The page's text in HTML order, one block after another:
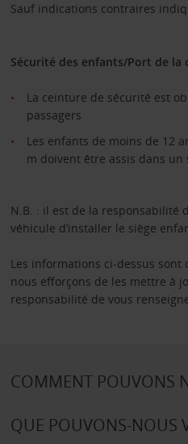
Sauf indications contraires
Sécurité des enfants/Port de la
La ceinture de sécurité est
passagers
Les enfants de moins de 12
m doivent être assis dans
N.B. : il est de la responsabilité
véhicule d’installer le siège
Les informations ci-dessus
nous efforçons de les mettre à
responsabilité de vous
COMMENT POUVONS
QUE POUVONS-NOUS